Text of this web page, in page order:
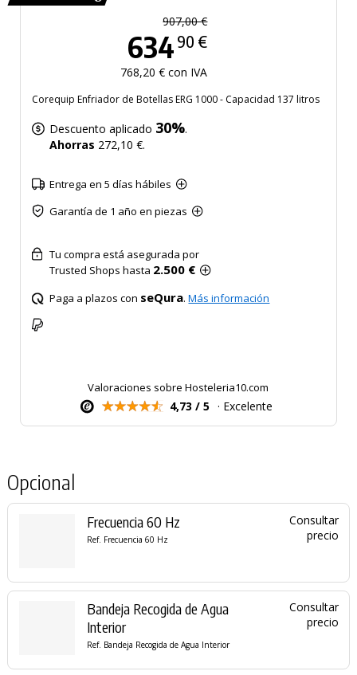
907,00 €
634 90 €
768,20 € con IVA
Corequip Enfriador de Botellas ERG 1000 - Capacidad 137 litros
Descuento aplicado 30%.
Ahorras 272,10 €.
Entrega en 5 días hábiles
Garantía de 1 año en piezas
Tu compra está asegurada por
Trusted Shops hasta 2.500 €
Paga a plazos con seQura.Más información
Valoraciones sobre Hosteleria10.com
4,73 / 5 · Excelente
Opcional
Frecuencia 60 Hz
Ref. Frecuencia 60 Hz
Consultar
precio
Bandeja Recogida de Agua
Interior
Ref. Bandeja Recogida de Agua Interior
Consultar
precio